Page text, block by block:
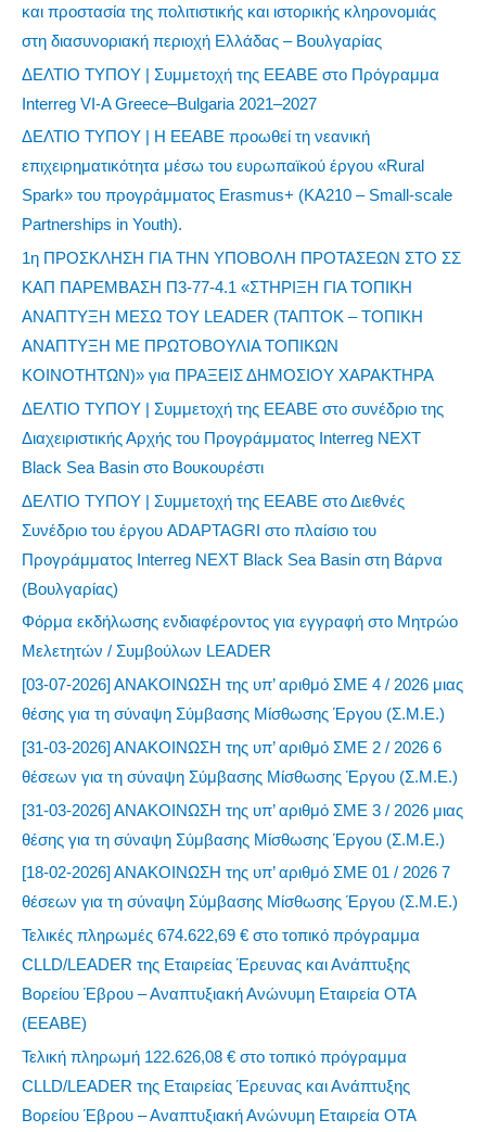
και προστασία της πολιτιστικής και ιστορικής κληρονομιάς
στη διασυνοριακή περιοχή Ελλάδας – Βουλγαρίας
ΔΕΛΤΙΟ ΤΥΠΟΥ | Συμμετοχή της ΕΕΑΒΕ στο Πρόγραμμα
Interreg VI-A Greece–Bulgaria 2021–2027
ΔΕΛΤΙΟ ΤΥΠΟΥ | Η ΕΕΑΒΕ προωθεί τη νεανική
επιχειρηματικότητα μέσω του ευρωπαϊκού έργου «Rural
Spark» του προγράμματος Erasmus+ (KA210 – Small-scale
Partnerships in Youth).
1η ΠΡΟΣΚΛΗΣΗ ΓΙΑ ΤΗΝ ΥΠΟΒΟΛΗ ΠΡΟΤΑΣΕΩΝ ΣΤΟ ΣΣ
ΚΑΠ ΠΑΡΕΜΒΑΣΗ Π3-77-4.1 «ΣΤΗΡΙΞΗ ΓΙΑ ΤΟΠΙΚΗ
ΑΝΑΠΤΥΞΗ ΜΕΣΩ ΤΟΥ LEADER (ΤΑΠΤΟΚ – ΤΟΠΙΚΗ
ΑΝΑΠΤΥΞΗ ΜΕ ΠΡΩΤΟΒΟΥΛΙΑ ΤΟΠΙΚΩΝ
ΚΟΙΝΟΤΗΤΩΝ)» για ΠΡΑΞΕΙΣ ΔΗΜΟΣΙΟΥ ΧΑΡΑΚΤΗΡΑ
ΔΕΛΤΙΟ ΤΥΠΟΥ | Συμμετοχή της ΕΕΑΒΕ στο συνέδριο της
Διαχειριστικής Αρχής του Προγράμματος Interreg NEXT
Black Sea Basin στο Βουκουρέστι
ΔΕΛΤΙΟ ΤΥΠΟΥ | Συμμετοχή της ΕΕΑΒΕ στο Διεθνές
Συνέδριο του έργου ADAPTAGRI στο πλαίσιο του
Προγράμματος Interreg NEXT Black Sea Basin στη Βάρνα
(Βουλγαρίας)
Φόρμα εκδήλωσης ενδιαφέροντος για εγγραφή στο Μητρώο
Μελετητών / Συμβούλων LEADER
[03-07-2026] ΑΝΑΚΟΙΝΩΣΗ της υπ’ αριθμό ΣΜΕ 4 / 2026 μιας
θέσης για τη σύναψη Σύμβασης Μίσθωσης Έργου (Σ.Μ.Ε.)
[31-03-2026] ΑΝΑΚΟΙΝΩΣΗ της υπ’ αριθμό ΣΜΕ 2 / 2026 6
θέσεων για τη σύναψη Σύμβασης Μίσθωσης Έργου (Σ.Μ.Ε.)
[31-03-2026] ΑΝΑΚΟΙΝΩΣΗ της υπ’ αριθμό ΣΜΕ 3 / 2026 μιας
θέσης για τη σύναψη Σύμβασης Μίσθωσης Έργου (Σ.Μ.Ε.)
[18-02-2026] ΑΝΑΚΟΙΝΩΣΗ της υπ’ αριθμό ΣΜΕ 01 / 2026 7
θέσεων για τη σύναψη Σύμβασης Μίσθωσης Έργου (Σ.Μ.Ε.)
Τελικές πληρωμές 674.622,69 € στο τοπικό πρόγραμμα
CLLD/LEADER της Εταιρείας Έρευνας και Ανάπτυξης
Βορείου Έβρου – Αναπτυξιακή Ανώνυμη Εταιρεία ΟΤΑ
(ΕΕΑΒΕ)
Τελική πληρωμή 122.626,08 € στο τοπικό πρόγραμμα
CLLD/LEADER της Εταιρείας Έρευνας και Ανάπτυξης
Βορείου Έβρου – Αναπτυξιακή Ανώνυμη Εταιρεία ΟΤΑ